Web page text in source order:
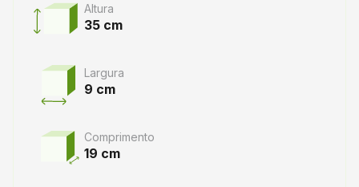
Altura
35 cm
Largura
9 cm
Comprimento
19 cm